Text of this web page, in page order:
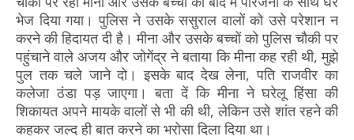
भेज दिया गया। पुलिस ने उसके ससुराल वालों को उसे परेशान न
करने की हिदायत दी है। मीना और उसके बच्चों को पुलिस चौकी पर
पहुंचाने वाले अजय और जोगेंद्र ने बताया कि मीना कह रही थी, मुझे
पुल तक चले जाने दो। इसके बाद देख लेना, पति राजवीर का
कलेजा ठंडा पड़ जाएगा। बता दें कि मीना ने घरेलू हिंसा की
शिकायत अपने मायके वालों से भी की थी, लेकिन उसे शांत रहने की
कहकर जल्द ही बात करने का भरोसा दिला दिया था।